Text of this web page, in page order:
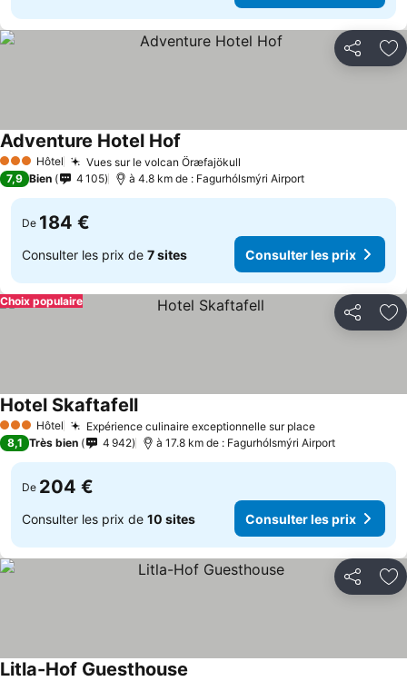
Partager
3 ÉtoilesHôtel Vues sur le volcan Öræfajökull
Adventure Hotel Hof
7,9 Bien 4 105 à 4.8 km de : Fagurhólsmýri Airport
De 184 €
Consulter les prix de 7 sites Consulter les prix
Partager
Choix populaire
3 ÉtoilesHôtel Expérience culinaire exceptionnelle sur placeConsulter
Hotel SkaftafellConsulter les prix
8,1 Très bien 4 942 à 17.8 km de : Fagurhólsmýri Airport
De 204 €
Consulter les prix de 10 sites Consulter les prix
Partager
Litla-Hof Guesthouse